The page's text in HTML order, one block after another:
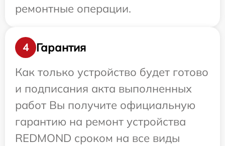
ремонтные операции.
4
Гарантия
Как только устройство будет готово
и подписания акта выполненных
работ Вы получите официальную
гарантию на ремонт устройства
REDMOND сроком на все виды